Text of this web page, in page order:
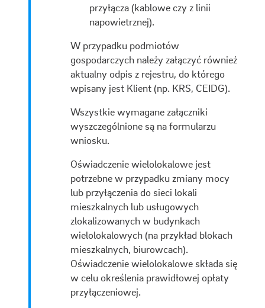
przyłącza (kablowe czy z linii
napowietrznej).
W przypadku podmiotów
gospodarczych należy załączyć również
aktualny odpis z rejestru, do którego
wpisany jest Klient (np. KRS, CEIDG).
Wszystkie wymagane załączniki
wyszczególnione są na formularzu
wniosku.
Oświadczenie wielolokalowe jest
potrzebne w przypadku zmiany mocy
lub przyłączenia do sieci lokali
mieszkalnych lub usługowych
zlokalizowanych w budynkach
wielolokalowych (na przykład blokach
mieszkalnych, biurowcach).
Oświadczenie wielolokalowe składa się
w celu określenia prawidłowej opłaty
przyłączeniowej.